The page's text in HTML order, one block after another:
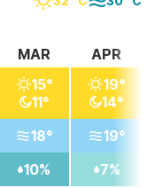
MAR
15°
11°
18°
10%
APR
19°
14°
19°
7%